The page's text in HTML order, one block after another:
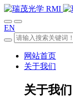
EN
网站首页
关于我们
关于我们